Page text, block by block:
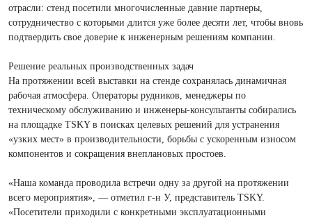
отрасли: стенд посетили многочисленные давние партнеры,
сотрудничество с которыми длится уже более десяти лет, чтобы вновь
подтвердить свое доверие к инженерным решениям компании.
Решение реальных производственных задач
На протяжении всей выставки на стенде сохранялась динамичная
рабочая атмосфера. Операторы рудников, менеджеры по
техническому обслуживанию и инженеры-консультанты собирались
на площадке TSKY в поисках целевых решений для устранения
«узких мест» в производительности, борьбы с ускоренным износом
компонентов и сокращения внеплановых простоев.
«Наша команда проводила встречи одну за другой на протяжении
всего мероприятия», — отметил г-н У, представитель TSKY.
«Посетители приходили с конкретными эксплуатационными